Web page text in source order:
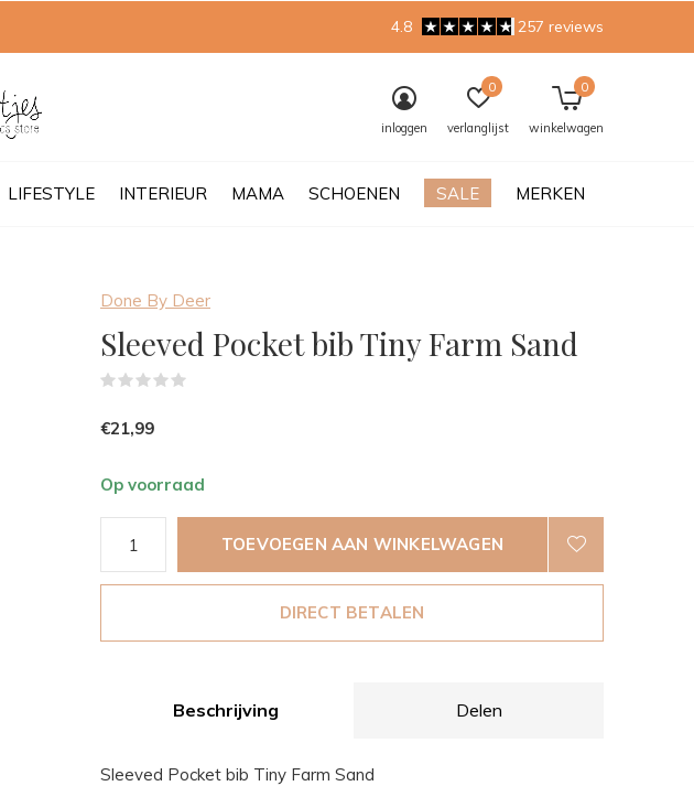
LIFESTYLE INTERIEUR MAMA SCHOENEN SALE MERKEN
inloggen verlanglijst
0
winkelwagen
0
4.8 257 reviews
Done By Deer
Sleeved Pocket bib Tiny Farm Sand
€21,99
Op voorraad
TOEVOEGEN AAN WINKELWAGEN
DIRECT BETALEN
Beschrijving Delen
Sleeved Pocket bib Tiny Farm Sand